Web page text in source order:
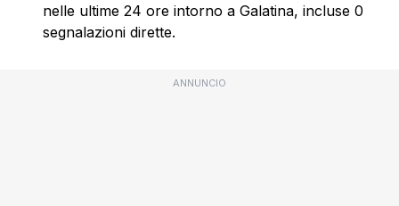
nelle ultime 24 ore intorno a Galatina, incluse 0
segnalazioni dirette.
ANNUNCIO